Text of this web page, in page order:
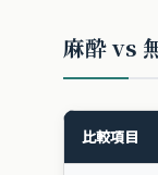
麻酔 vs
比較項目